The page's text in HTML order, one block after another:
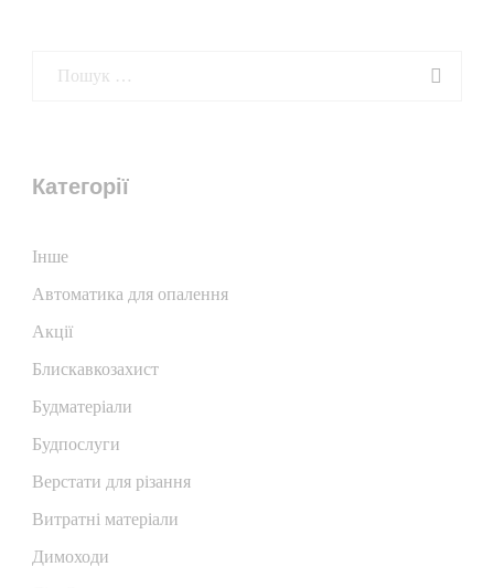
Категорії
Iнше
Автоматика для опалення
Акції
Блискавкозахист
Будматеріали
Будпослуги
Верстати для різання
Витратні матеріали
Димоходи